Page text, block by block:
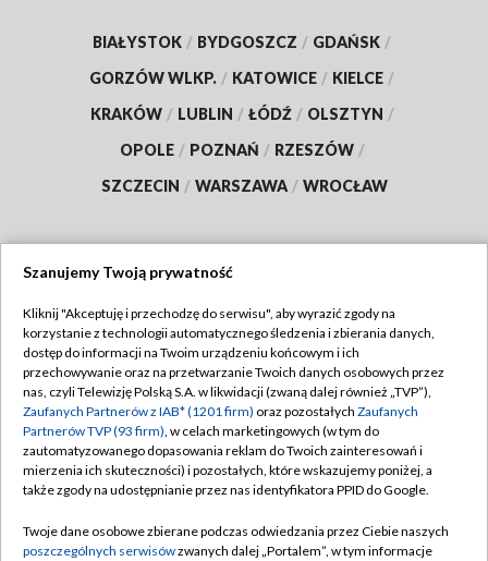
BIAŁYSTOK / BYDGOSZCZ / GDAŃSK /
GORZÓW WLKP. / KATOWICE / KIELCE /
KRAKÓW / LUBLIN / ŁÓDŹ / OLSZTYN /
OPOLE / POZNAŃ / RZESZÓW /
SZCZECIN / WARSZAWA / WROCŁAW
TVP
Abonament TVP
Emisja w TVP
Centrum informacji TVP
Naziemna Telewizja Cyfrowa
Rada Programowa
Regulamin TVP
Polityka prywatności
Moje zgody
Pomoc
Kontakt
Szanujemy Twoją prywatność
Kliknij "Akceptuję i przechodzę do serwisu", aby wyrazić zgody na
korzystanie z technologii automatycznego śledzenia i zbierania danych,
dostęp do informacji na Twoim urządzeniu końcowym i ich
przechowywanie oraz na przetwarzanie Twoich danych osobowych przez
nas, czyli Telewizję Polską S.A. w likwidacji (zwaną dalej również „TVP”),
Zaufanych Partnerów z IAB* (1201 firm) oraz pozostałych Zaufanych
Partnerów TVP (93 firm), w celach marketingowych (w tym do
zautomatyzowanego dopasowania reklam do Twoich zainteresowań i
mierzenia ich skuteczności) i pozostałych, które wskazujemy poniżej, a
także zgody na udostępnianie przez nas identyfikatora PPID do Google.
Twoje dane osobowe zbierane podczas odwiedzania przez Ciebie naszych
poszczególnych serwisówzwanych dalej „Portalem”, w tym informacje